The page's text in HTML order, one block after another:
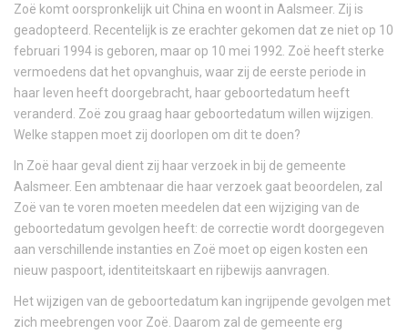
Zoë komt oorspronkelijk uit China en woont in Aalsmeer. Zij is
geadopteerd. Recentelijk is ze erachter gekomen dat ze niet op 10
februari 1994 is geboren, maar op 10 mei 1992. Zoë heeft sterke
vermoedens dat het opvanghuis, waar zij de eerste periode in
haar leven heeft doorgebracht, haar geboortedatum heeft
veranderd. Zoë zou graag haar geboortedatum willen wijzigen.
Welke stappen moet zij doorlopen om dit te doen?
In Zoë haar geval dient zij haar verzoek in bij de gemeente
Aalsmeer. Een ambtenaar die haar verzoek gaat beoordelen, zal
Zoë van te voren moeten meedelen dat een wijziging van de
geboortedatum gevolgen heeft: de correctie wordt doorgegeven
aan verschillende instanties en Zoë moet op eigen kosten een
nieuw paspoort, identiteitskaart en rijbewijs aanvragen.
Het wijzigen van de geboortedatum kan ingrijpende gevolgen met
zich meebrengen voor Zoë. Daarom zal de gemeente erg